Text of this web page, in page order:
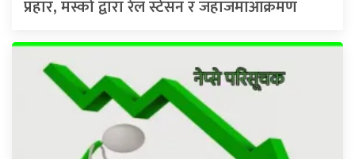
प्रहार, मस्को द्वारा रेल स्टेसन र जहाजमाआक्रमण